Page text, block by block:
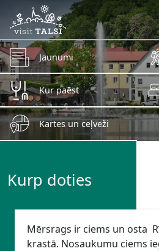
Skip to main content
Jaunumi
Kur paēst
Kartes un ceļveži
Kurp doties
Mērsrags ir ciems un osta
krastā. Nosaukumu ciems